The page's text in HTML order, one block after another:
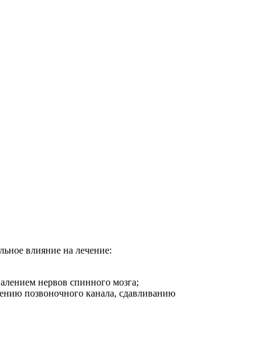
влияние на лечение:
нервов спинного мозга;
позвоночного канала, сдавливанию